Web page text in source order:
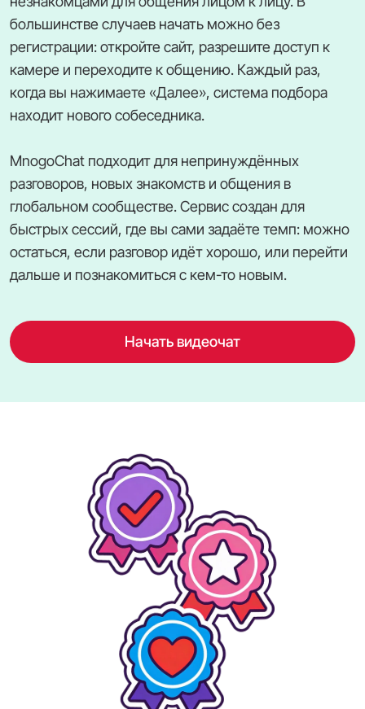
большинстве случаев начать можно без
регистрации: откройте сайт, разрешите доступ к
камере и переходите к общению. Каждый раз,
когда вы нажимаете «Далее», система подбора
находит нового собеседника.
MnogoChat подходит для непринуждённых
разговоров, новых знакомств и общения в
глобальном сообществе. Сервис создан для
быстрых сессий, где вы сами задаёте темп: можно
остаться, если разговор идёт хорошо, или перейти
дальше и познакомиться с кем-то новым.
Начать видеочат